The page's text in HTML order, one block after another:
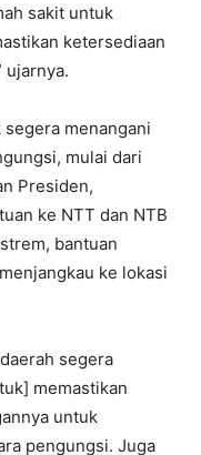
sakit untuk
ketersediaan
ujarnya.
menangani
mulai dari
Presiden,
ke NTT dan NTB
bantuan
ke lokasi
segera
memastikan
untuk
pengungsi. Juga